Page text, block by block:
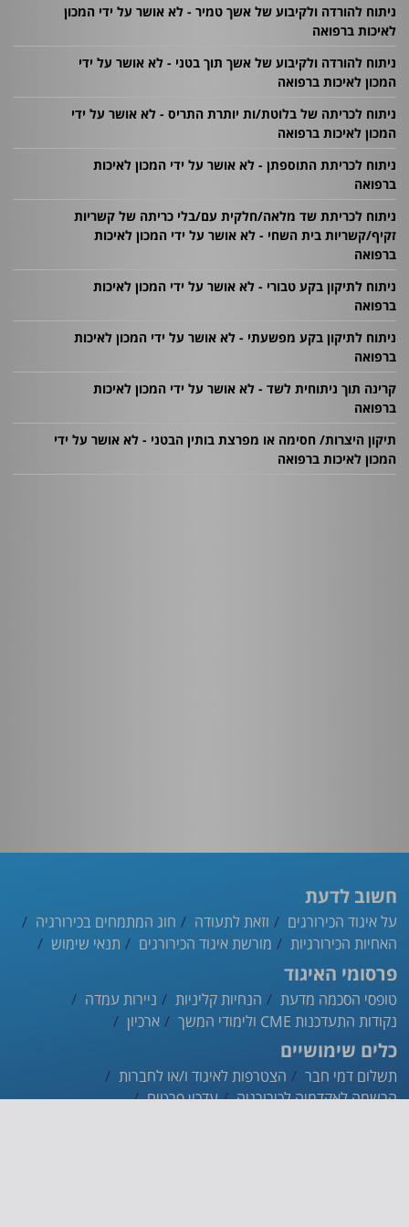
ניתוח להורדה ולקיבוע של אשך טמיר - לא אושר על ידי המכון
לאיכות ברפואה
ניתוח להורדה ולקיבוע של אשך תוך בטני - לא אושר על ידי
המכון לאיכות ברפואה
ניתוח לכריתה של בלוטת/ות יותרת התריס - לא אושר על ידי
המכון לאיכות ברפואה
ניתוח לכריתת התוספתן - לא אושר על ידי המכון לאיכות
ברפואה
ניתוח לכריתת שד מלאה/חלקית עם/בלי כריתה של קשריות
זקיף/קשריות בית השחי - לא אושר על ידי המכון לאיכות
ברפואה
ניתוח לתיקון בקע טבורי - לא אושר על ידי המכון לאיכות
ברפואה
ניתוח לתיקון בקע מפשעתי - לא אושר על ידי המכון לאיכות
ברפואה
קרינה תוך ניתוחית לשד - לא אושר על ידי המכון לאיכות
ברפואה
תיקון היצרות/ חסימה או מפרצת בותין הבטני - לא אושר על ידי
המכון לאיכות ברפואה
חשוב לדעת
על איגוד הכירורגים וזאת לתעודה חוג המתמחים בכירורגיה
האחיות הכירורגיות מורשת איגוד הכירורגים תנאי שימוש
פרסומי האיגוד
טופסי הסכמה מדעת הנחיות קליניות ניירות עמדה
נקודות התעדכנות CME ולימודי המשך ארכיון
כלים שימושיים
תשלום דמי חבר הצטרפות לאיגוד ו/או לחברות
הרשמה לאקדמיה לכירורגיה עדכון פרטים